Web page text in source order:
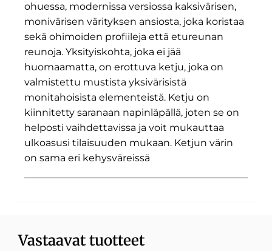
ohuessa, modernissa versiossa kaksivärisen,
monivärisen värityksen ansiosta, joka koristaa
sekä ohimoiden profiileja että etureunan
reunoja. Yksityiskohta, joka ei jää
huomaamatta, on erottuva ketju, joka on
valmistettu mustista yksivärisistä
monitahoisista elementeistä. Ketju on
kiinnitetty saranaan napinläpällä, joten se on
helposti vaihdettavissa ja voit mukauttaa
ulkoasusi tilaisuuden mukaan. Ketjun värin
on sama eri kehysväreissä
Vastaavat tuotteet